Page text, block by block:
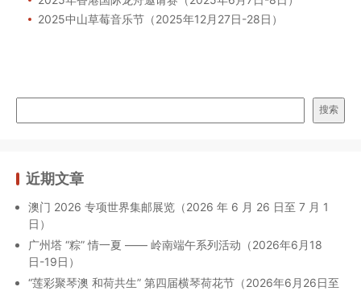
2025中山草莓音乐节（2025年12月27日-28日）
搜索
近期文章
澳门 2026 专项世界集邮展览（2026 年 6 月 26 日至 7 月 1
日）
广州塔 “粽” 情一夏 —— 岭南端午系列活动（2026年6月18
日-19日）
“莲彩聚琴澳 和荷共生” 第四届横琴荷花节（2026年6月26日至